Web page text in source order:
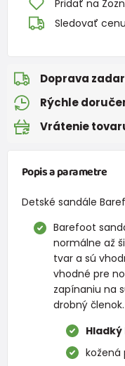
Pridať na
Sledovať cenu
Doprava
Rýchle
Vrátenie
Popis a parametre
Detské sandále
Barefoot
normálne až
tvar a sú
vhodné pre
zapínaniu na
drobný členok.
kožená